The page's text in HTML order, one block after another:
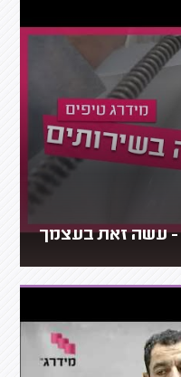
- עשה זאת בעצמך